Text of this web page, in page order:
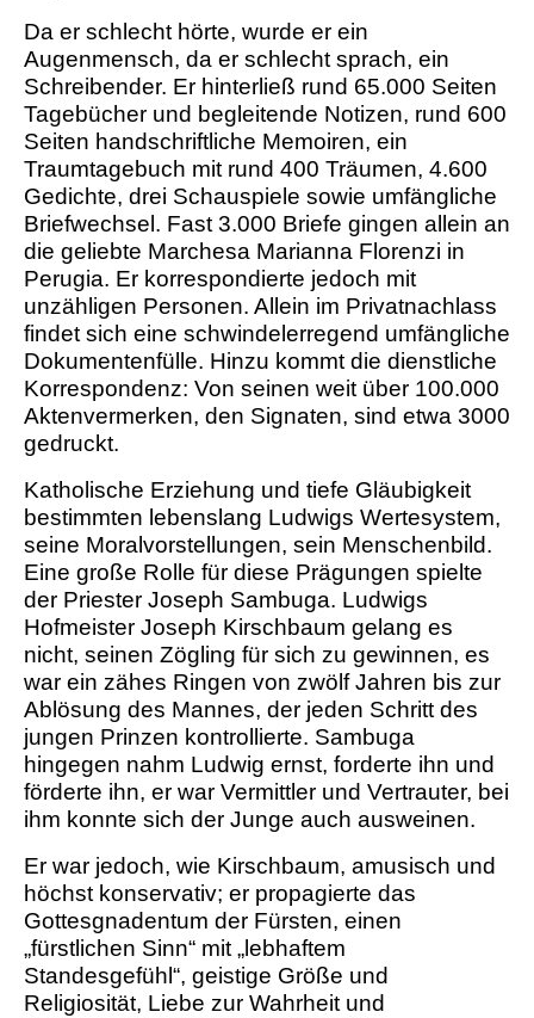
Da er schlecht hörte, wurde er ein
Augenmensch, da er schlecht sprach, ein
Schreibender. Er hinterließ rund 65.000 Seiten
Tagebücher und begleitende Notizen, rund 600
Seiten handschriftliche Memoiren, ein
Traumtagebuch mit rund 400 Träumen, 4.600
Gedichte, drei Schauspiele sowie umfängliche
Briefwechsel. Fast 3.000 Briefe gingen allein an
die geliebte Marchesa Marianna Florenzi in
Perugia. Er korrespondierte jedoch mit
unzähligen Personen. Allein im Privatnachlass
findet sich eine schwindelerregend umfängliche
Dokumentenfülle. Hinzu kommt die dienstliche
Korrespondenz: Von seinen weit über 100.000
Aktenvermerken, den Signaten, sind etwa 3000
gedruckt.
Katholische Erziehung und tiefe Gläubigkeit
bestimmten lebenslang Ludwigs Wertesystem,
seine Moralvorstellungen, sein Menschenbild.
Eine große Rolle für diese Prägungen spielte
der Priester Joseph Sambuga. Ludwigs
Hofmeister Joseph Kirschbaum gelang es
nicht, seinen Zögling für sich zu gewinnen, es
war ein zähes Ringen von zwölf Jahren bis zur
Ablösung des Mannes, der jeden Schritt des
jungen Prinzen kontrollierte. Sambuga
hingegen nahm Ludwig ernst, forderte ihn und
förderte ihn, er war Vermittler und Vertrauter, bei
ihm konnte sich der Junge auch ausweinen.
Er war jedoch, wie Kirschbaum, amusisch und
höchst konservativ; er propagierte das
Gottesgnadentum der Fürsten, einen
„fürstlichen Sinn“ mit „lebhaftem
Standesgefühl“, geistige Größe und
Religiosität, Liebe zur Wahrheit und